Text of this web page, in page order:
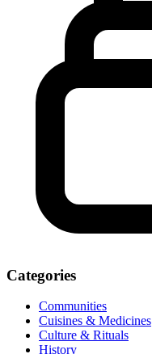
Categories
Communities
Cuisines & Medicines
Culture & Rituals
History